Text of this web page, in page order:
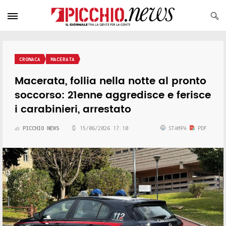
CRONACA MACERATA
Macerata, follia nella notte al pronto
soccorso: 21enne aggredisce e ferisce
i carabinieri, arrestato
di PICCHIO NEWS 15/06/2026 17:10 STAMPA PDF